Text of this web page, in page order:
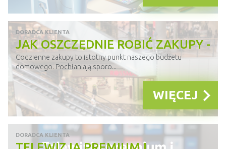
DORADCA KLIENTA
JAK OSZCZĘDNIE ROBIĆ ZAKUPY -
LISTA WSKAZÓWEK
Codzienne zakupy to istotny punkt naszego budżetu
domowego. Pochłaniają sporo...
WIĘCEJ
DORADCA KLIENTA